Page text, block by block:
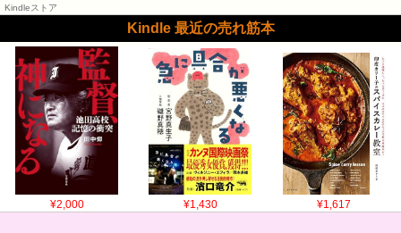
Kindleストア
Kindle 最近の売れ筋本
¥2,000 ¥1,430 ¥1,617